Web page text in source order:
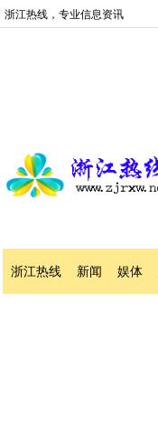
浙江热线，专业信息资讯
浙江热线 新闻 娱体